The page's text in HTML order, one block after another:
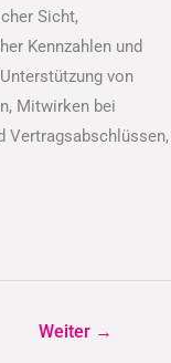
Sicht,
Kennzahlen und
von
Mitwirken bei
Vertragsabschlüssen,
Weiter →